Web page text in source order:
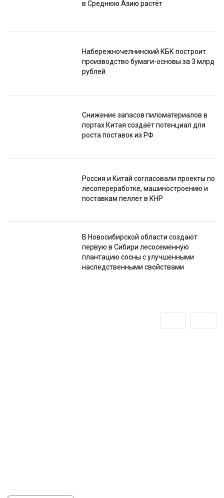
в Среднюю Азию растёт
Набережночелнинский КБК построит
производство бумаги-основы за 3 млрд
рублей
Снижение запасов пиломатериалов в
портах Китая создаёт потенциал для
роста поставок из РФ
Россия и Китай согласовали проекты по
лесопереработке, машиностроению и
поставкам пеллет в КНР
В Новосибирской области создают
первую в Сибири лесосеменную
плантацию сосны с улучшенными
наследственными свойствами